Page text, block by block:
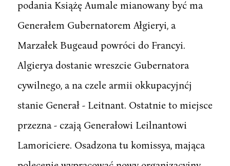
podania Książę Aumale mianowany być ma
Generałem Gubernatorem Ałgieryi, a
Marzałek Bugeaud powróci do Francyi.
Algierya dostanie wreszcie Gubernatora
cywilnego, a na czele armii okkupacyjnćj
stanie Generał - Leitnant. Ostatnie to miejsce
przezna - czają Generałowi Leilnantowi
Lamoriciere. Osadzona tu komissya, mająca